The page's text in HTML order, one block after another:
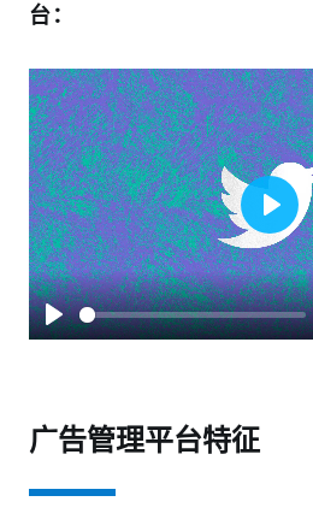
台：
Play
Play
广告管理平台特征